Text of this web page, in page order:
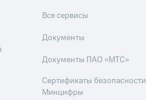
Все сервисы
Документы
Документы ПАО «МТС»
Сертификаты безопасности
Минцифры